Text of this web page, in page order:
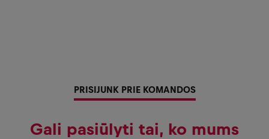
PRISIJUNK PRIE KOMANDOS
Gali pasiūlyti tai, ko mums